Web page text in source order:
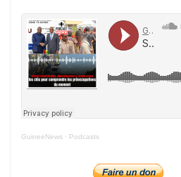
GuineeNews · Podcasts